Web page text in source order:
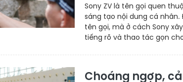
Sony ZV là tên gọi quen
sáng tạo nội dung cá
tên gọi, mà ở cách Sony
tiếng rõ và thao tác gọn
Choáng ngợp,